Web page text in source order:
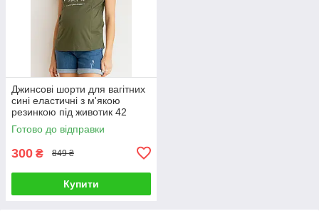
Джинсові шорти для вагітних
сині еластичні з м'якою
резинкою під животик 42
Готово до відправки
300 ₴ 849 ₴
Купити